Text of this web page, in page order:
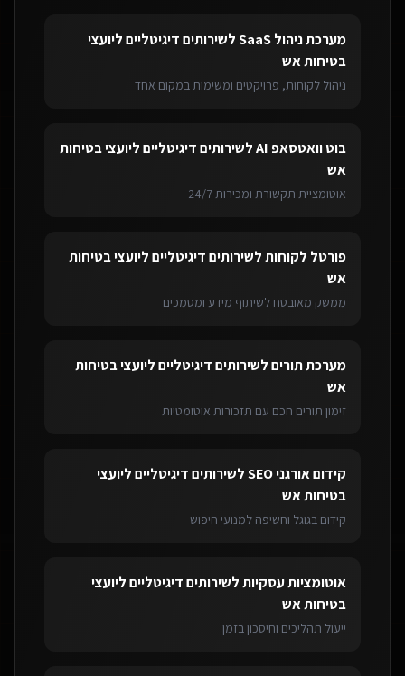
מערכת ניהול SaaS לשירותים דיגיטליים ליועצי
בטיחות אש
ניהול לקוחות, פרויקטים ומשימות במקום אחד
בוט וואטסאפ AI לשירותים דיגיטליים ליועצי בטיחות
אש
אוטומציית תקשורת ומכירות 24/7
פורטל לקוחותלשירותים דיגיטליים ליועצי בטיחות
אש
ממשק מאובטח לשיתוף מידע ומסמכים
מערכת תוריםלשירותים דיגיטליים ליועצי בטיחות
אש
זימון תורים חכם עם תזכורות אוטומטיות
קידום אורגני SEO לשירותים דיגיטליים ליועצי
בטיחות אש
קידום בגוגל וחשיפה למנועי חיפוש
אוטומציות עסקיותלשירותים דיגיטליים ליועצי
בטיחות אש
ייעול תהליכים וחיסכון בזמן